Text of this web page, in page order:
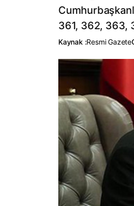
361, 362, 363,
Kaynak :Resmi Gazete